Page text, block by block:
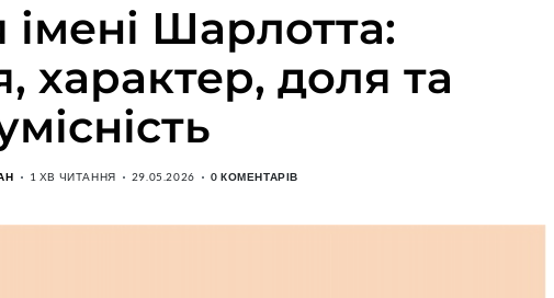
Шарлотта:
характер, доля та
1 ХВ ЧИТАННЯ 29.05.2026 0 КОМЕНТАРІВ